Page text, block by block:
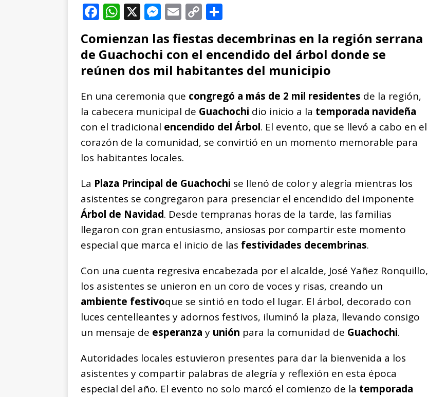
F
c
e
b
o
o
k
W
at
s
A
p
p
X M
ss
e
n
g
e
r
E
ai
l
C
p
y
Li
n
k
o
m
p
ar
ti
r
Comienzan las fiestas decembrinas en la región serrana
de Guachochi con el encendido del árbol donde se
reúnen dos mil habitantes del municipio
En una ceremonia que congregó a más de 2 mil residentes de la región,
la cabecera municipal de Guachochi dio inicio a la temporada navideña
con el tradicional encendido del Árbol. El evento, que se llevó a cabo en el
corazón de la comunidad, se convirtió en un momento memorable para
los habitantes locales.
La Plaza Principal de Guachochi se llenó de color y alegría mientras los
asistentes se congregaron para presenciar el encendido del imponente
Árbol de Navidad. Desde tempranas horas de la tarde, las familias
llegaron con gran entusiasmo, ansiosas por compartir este momento
especial que marca el inicio de las festividades decembrinas.
Con una cuenta regresiva encabezada por el alcalde, José Yañez Ronquillo,
los asistentes se unieron en un coro de voces y risas, creando un
ambiente festivoque se sintió en todo el lugar. El árbol, decorado con
luces centelleantes y adornos festivos, iluminó la plaza, llevando consigo
un mensaje de esperanza y unión para la comunidad de Guachochi.
Autoridades locales estuvieron presentes para dar la bienvenida a los
asistentes y compartir palabras de alegría y reflexión en esta época
especial del año. El evento no solo marcó el comienzo de la temporada